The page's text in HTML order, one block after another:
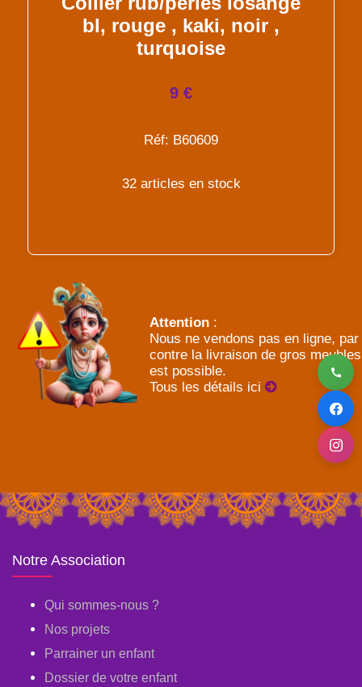
bl, rouge , kaki, noir ,
turquoise
9 €
Réf: B60609
32 articles en stock
Attention :
Nous ne vendons pas en ligne, par
contre la livraison de gros meubles
est possible.
Tous les détails ici
Notre Association
Qui sommes-nous ?
Nos projets
Parrainer un enfant
Dossier de votre enfant